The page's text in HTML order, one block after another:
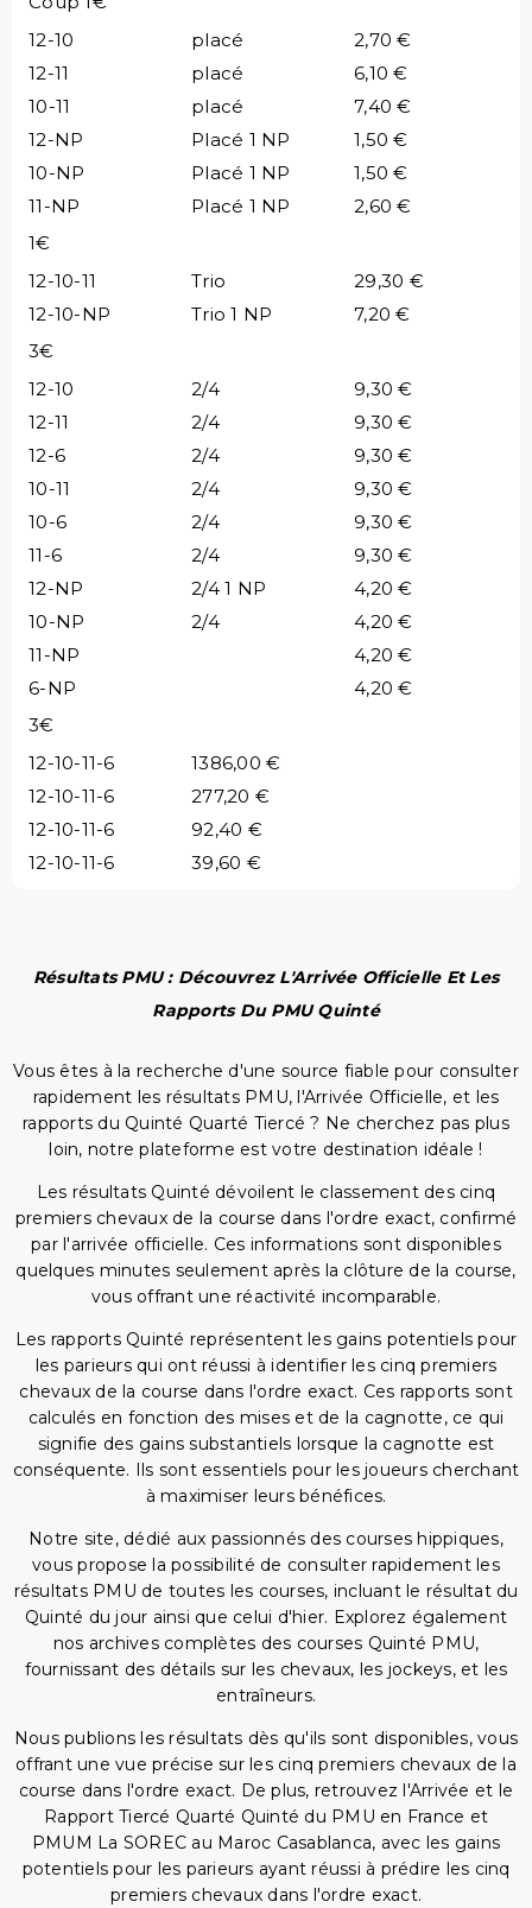
12-10
placé
2,70 €
12-11
placé
6,10 €
10-11
placé
7,40 €
12-NP
Placé 1 NP
1,50 €
10-NP
Placé 1 NP
1,50 €
11-NP
Placé 1 NP
2,60 €
1€
12-10-11
Trio
29,30 €
12-10-NP
Trio 1 NP
7,20 €
3€
12-10
2/4
9,30 €
12-11
2/4
9,30 €
12-6
2/4
9,30 €
10-11
2/4
9,30 €
10-6
2/4
9,30 €
11-6
2/4
9,30 €
12-NP
2/4 1 NP
4,20 €
10-NP
2/4
4,20 €
11-NP
4,20 €
6-NP
4,20 €
3€
12-10-11-6
1386,00 €
12-10-11-6
277,20 €
12-10-11-6
92,40 €
12-10-11-6
39,60 €
Résultats PMU : Découvrez L'Arrivée Officielle Et Les
Rapports Du PMU Quinté
Vous êtes à la recherche d'une source fiable pour consulter
rapidement les résultats PMU, l'Arrivée Officielle, et les
rapports du Quinté Quarté Tiercé ? Ne cherchez pas plus
loin, notre plateforme est votre destination idéale !
Les résultats Quinté dévoilent le classement des cinq
premiers chevaux de la course dans l'ordre exact, confirmé
par l'arrivée officielle. Ces informations sont disponibles
quelques minutes seulement après la clôture de la course,
vous offrant une réactivité incomparable.
Les rapports Quinté représentent les gains potentiels pour
les parieurs qui ont réussi à identifier les cinq premiers
chevaux de la course dans l'ordre exact. Ces rapports sont
calculés en fonction des mises et de la cagnotte, ce qui
signifie des gains substantiels lorsque la cagnotte est
conséquente. Ils sont essentiels pour les joueurs cherchant
à maximiser leurs bénéfices.
Notre site, dédié aux passionnés des courses hippiques,
vous propose la possibilité de consulter rapidement les
résultats PMU de toutes les courses, incluant le résultat du
Quinté du jour ainsi que celui d'hier. Explorez également
nos archives complètes des courses Quinté PMU,
fournissant des détails sur les chevaux, les jockeys, et les
entraîneurs.
Nous publions les résultats dès qu'ils sont disponibles, vous
offrant une vue précise sur les cinq premiers chevaux de la
course dans l'ordre exact. De plus, retrouvez l'Arrivée et le
Rapport Tiercé Quarté Quinté du PMU en France et
PMUM La SOREC au Maroc Casablanca, avec les gains
potentiels pour les parieurs ayant réussi à prédire les cinq
premiers chevaux dans l'ordre exact.